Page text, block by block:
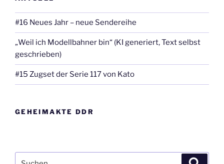
#16 Neues Jahr – neue Sendereihe
„Weil ich Modellbahner bin“ (KI generiert, Text selbst
geschrieben)
#15 Zugset der Serie 117 von Kato
GEHEIMAKTE DDR